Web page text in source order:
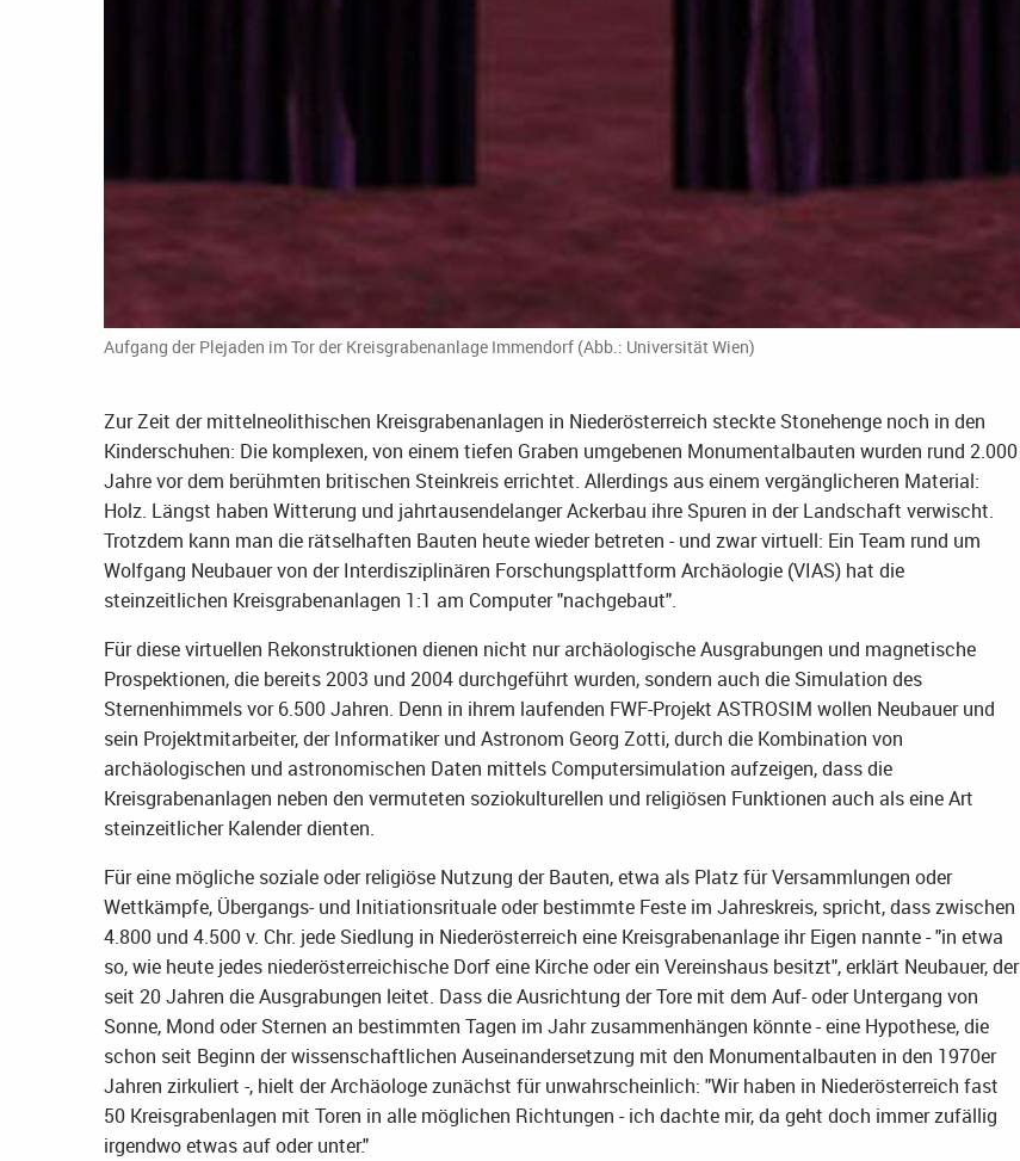
Aufgang der Plejaden im Tor der Kreisgrabenanlage Immendorf (Abb.: Universität Wien)
Zur Zeit der mittelneolithischen Kreisgrabenanlagen in Niederösterreich steckte Stonehenge noch in den
Kinderschuhen: Die komplexen, von einem tiefen Graben umgebenen Monumentalbauten wurden rund 2.000
Jahre vor dem berühmten britischen Steinkreis errichtet. Allerdings aus einem vergänglicheren Material:
Holz. Längst haben Witterung und jahrtausendelanger Ackerbau ihre Spuren in der Landschaft verwischt.
Trotzdem kann man die rätselhaften Bauten heute wieder betreten - und zwar virtuell: Ein Team rund um
Wolfgang Neubauer von der Interdisziplinären Forschungsplattform Archäologie (VIAS) hat die
steinzeitlichen Kreisgrabenanlagen 1:1 am Computer "nachgebaut".
Für diese virtuellen Rekonstruktionen dienen nicht nur archäologische Ausgrabungen und magnetische
Prospektionen, die bereits 2003 und 2004 durchgeführt wurden, sondern auch die Simulation des
Sternenhimmels vor 6.500 Jahren. Denn in ihrem laufenden FWF-Projekt ASTROSIM wollen Neubauer und
sein Projektmitarbeiter, der Informatiker und Astronom Georg Zotti, durch die Kombination von
archäologischen und astronomischen Daten mittels Computersimulation aufzeigen, dass die
Kreisgrabenanlagen neben den vermuteten soziokulturellen und religiösen Funktionen auch als eine Art
steinzeitlicher Kalender dienten.
Für eine mögliche soziale oder religiöse Nutzung der Bauten, etwa als Platz für Versammlungen oder
Wettkämpfe, Übergangs- und Initiationsrituale oder bestimmte Feste im Jahreskreis, spricht, dass zwischen
4.800 und 4.500 v. Chr. jede Siedlung in Niederösterreich eine Kreisgrabenanlage ihr Eigen nannte - "in etwa
so, wie heute jedes niederösterreichische Dorf eine Kirche oder ein Vereinshaus besitzt", erklärt Neubauer, der
seit 20 Jahren die Ausgrabungen leitet. Dass die Ausrichtung der Tore mit dem Auf- oder Untergang von
Sonne, Mond oder Sternen an bestimmten Tagen im Jahr zusammenhängen könnte - eine Hypothese, die
schon seit Beginn der wissenschaftlichen Auseinandersetzung mit den Monumentalbauten in den 1970er
Jahren zirkuliert -, hielt der Archäologe zunächst für unwahrscheinlich: "Wir haben in Niederösterreich fast
50 Kreisgrabenlagen mit Toren in alle möglichen Richtungen - ich dachte mir, da geht doch immer zufällig
irgendwo etwas auf oder unter."